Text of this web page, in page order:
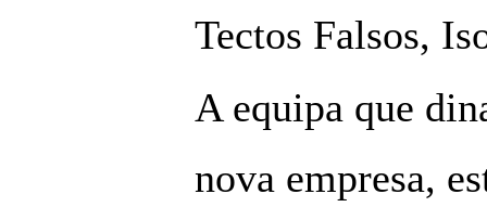
Tectos Falsos,
A equipa que
nova empresa,